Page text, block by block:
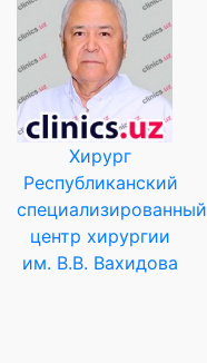
Хирург
Республиканский
специализированный
центр хирургии
им. В.В. Вахидова